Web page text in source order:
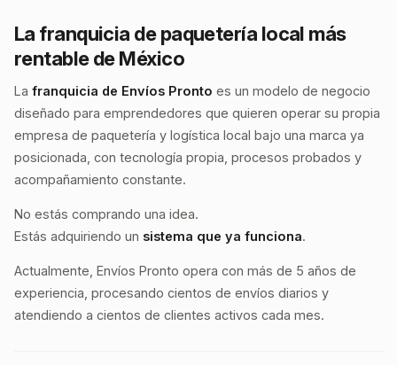
La franquicia de paquetería local más
rentable de México
La franquicia de Envíos Pronto es un modelo de negocio
diseñado para emprendedores que quieren operar su propia
empresa de paquetería y logística local bajo una marca ya
posicionada, con tecnología propia, procesos probados y
acompañamiento constante.
No estás comprando una idea.
Estás adquiriendo un sistema que ya funciona.
Actualmente, Envíos Pronto opera con más de 5 años de
experiencia, procesando cientos de envíos diarios y
atendiendo a cientos de clientes activos cada mes.